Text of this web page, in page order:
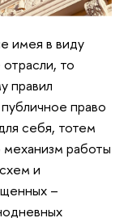
имея в виду
то
правил
право
себя, тотем
работы
и
–